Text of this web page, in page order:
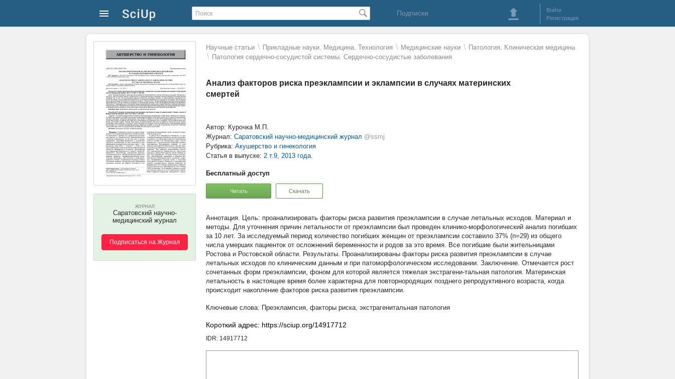
Подписки
Войти
Регистрация
Научные статьи \ Прикладные науки. Медицина. Технология \ Mедицинские науки \ Патология. Клиническая медицина
\ Патология сердечно-сосудистой системы. Сердечно-сосудистые заболевания
Анализ факторов риска преэклампсии и эклампсии в случаях материнских
смертей
ЖУРНАЛ
Саратовский научно-
медицинский журнал
Подписаться на Журнал
Автор: Курочка М.П.
Журнал: Саратовский научно-медицинский журнал @ssmj
Рубрика: Акушерство и гинекология
Статья в выпуске: 2 т.9, 2013 года.
Бесплатный доступ
Читать Скачать
Цель: проанализировать факторы риска развития преэклампсии в случае летальных исходов. Материал и
методы. Для уточнения причин летальности от преэклампсии был проведен клинико-морфологический анализ погибших
за 10 лет. За исследуемый период количество погибших женщин от преэклампсии составило 37% (п=29) из общего
числа умерших пациенток от осложнений беременности и родов за это время. Все погибшие были жительницами
Ростова и Ростовской области. Результаты. Проанализированы факторы риска развития преэклампсии в случае
летальных исходов по клиническим данным и при патоморфологическом исследовании. Заключение. Отмечается рост
сочетанных форм преэклампсии, фоном для которой является тяжелая экстрагени-тальная патология. Материнская
летальность в настоящее время более характерна для повторнородящих позднего репродуктивного возраста, когда
происходит накопление факторов риска развития преэклампсии.
Преэклампсия, факторы риска, экстрагенитальная патология
Короткий адрес: https://sciup.org/14917712
IDR: 14917712